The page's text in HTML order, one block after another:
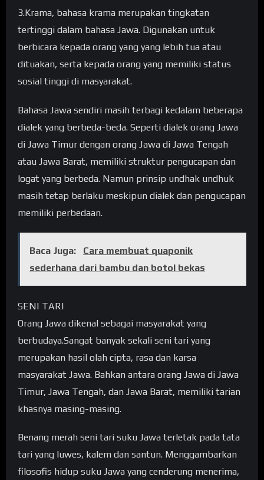
3.Krama, bahasa krama merupakan tingkatan
tertinggi dalam bahasa Jawa. Digunakan untuk
berbicara kepada orang yang yang lebih tua atau
dituakan, serta kepada orang yang memiliki status
sosial tinggi di masyarakat.
Bahasa Jawa sendiri masih terbagi kedalam beberapa
dialek yang berbeda-beda. Seperti dialek orang Jawa
di Jawa Timur dengan orang Jawa di Jawa Tengah
atau Jawa Barat, memiliki struktur pengucapan dan
logat yang berbeda. Namun prinsip undhak undhuk
masih tetap berlaku meskipun dialek dan pengucapan
memiliki perbedaan.
Baca Juga:
Cara membuat quaponik
sederhana dari bambu dan botol bekas
SENI TARI
Orang Jawa dikenal sebagai masyarakat yang
berbudaya.Sangat banyak sekali seni tari yang
merupakan hasil olah cipta, rasa dan karsa
masyarakat Jawa. Bahkan antara orang Jawa di Jawa
Timur, Jawa Tengah, dan Jawa Barat, memiliki tarian
khasnya masing-masing.
Benang merah seni tari suku Jawa terletak pada tata
tari yang luwes, kalem dan santun. Menggambarkan
filosofis hidup suku Jawa yang cenderung menerima,